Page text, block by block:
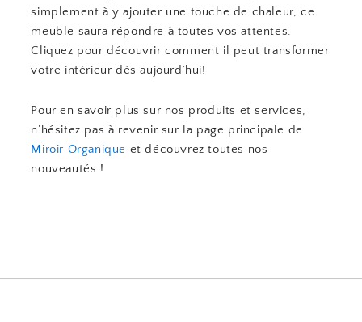
simplement à y ajouter une touche de chaleur, ce
meuble saura répondre à toutes vos attentes.
Cliquez pour découvrir comment il peut transformer
votre intérieur dès aujourd’hui!
Pour en savoir plus sur nos produits et services,
n’hésitez pas à revenir sur la page principale de
Miroir Organique et découvrez toutes nos
nouveautés !